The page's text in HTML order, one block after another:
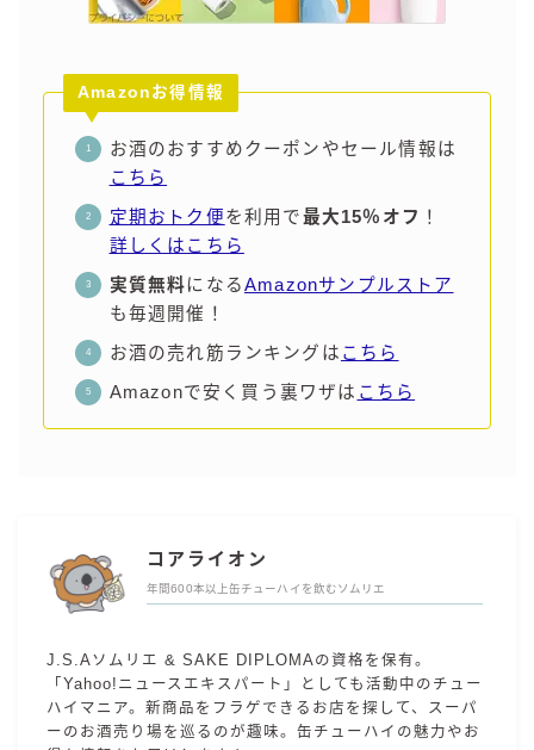
Amazonお得情報
お酒のおすすめクーポンやセール情報は
こちら
定期おトク便を利用で最大15％オフ ！
詳しくはこちら
実質無料になるAmazonサンプルストア
も毎週開催！
お酒の売れ筋ランキングは こちら
Amazonで安く買う裏ワザは こちら
コアライオン
年間600本以上缶チューハイを飲むソムリエ
J.S.Aソムリエ & SAKE DIPLOMAの資格を保有。
「Yahoo!ニュースエキスパート」としても活動中のチュー
ハイマニア。新商品をフラゲできるお店を探して、スーパ
ーのお酒売り場を巡るのが趣味。缶チューハイの魅力やお